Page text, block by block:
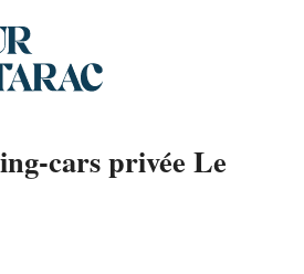
cookies
cars privée Le